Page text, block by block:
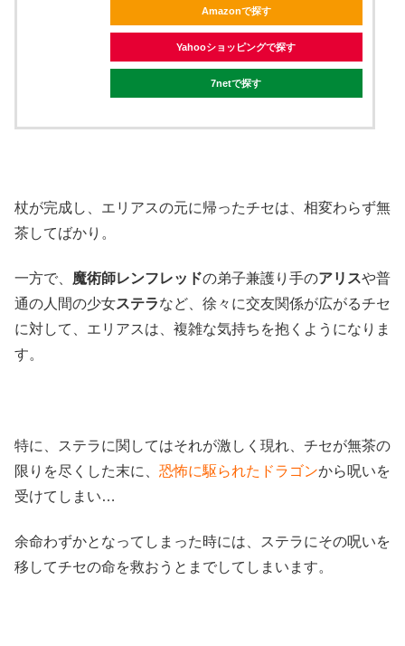
Amazonで探す
Yahooショッピングで探す
7netで探す
杖が完成し、エリアスの元に帰ったチセは、相変わらず無
茶してばかり。
一方で、 魔術師レンフレッドの弟子兼護り手のアリスや普
通の人間の少女ステラなど、徐々に交友関係が広がるチセ
に対して、エリアスは、複雑な気持ちを抱くようになりま
す。
特に、ステラに関してはそれが激しく現れ、チセが無茶の
限りを尽くした末に、 恐怖に駆られたドラゴンから呪いを
受けてしまい…
余命わずかとなってしまった時には、ステラにその呪いを
移してチセの命を救おうとまでしてしまいます。